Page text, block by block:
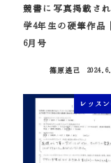
競書に写真掲載さ
学4年生の硬筆作品
6月号
篠原遙己
レッス